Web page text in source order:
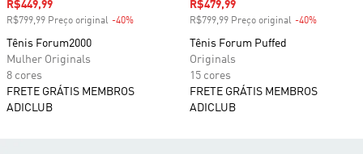
Preço com desconto
R$449,99
R$799,99 Preço original -40%
Tênis Forum2000
Mulher Originals
8 cores
FRETE GRÁTIS MEMBROS
ADICLUB
Preço com desconto
R$479,99
R$799,99 Preço original -40%
Tênis Forum Puffed
Originals
15 cores
FRETE GRÁTIS MEMBROS
ADICLUB